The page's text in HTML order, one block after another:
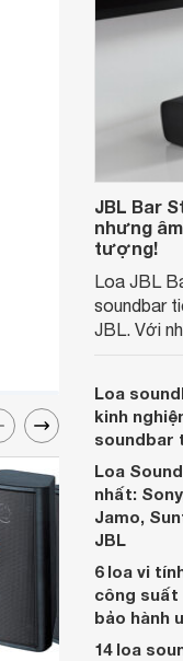
JBL Bar
nhưng
tượng!
Loa JBL
soundbar
JBL. Với
đáp ứng
người dùng
Loa
kinh
soundbar
Loa
nhất:
Jamo,
JBL
6 loa vi
công suất
bảo hành
14 loa